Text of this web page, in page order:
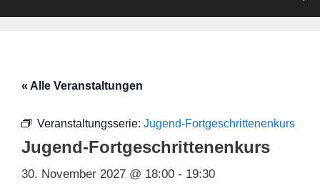
« Alle Veranstaltungen
Veranstaltungsserie: Jugend-Fortgeschrittenenkurs
Jugend-Fortgeschrittenenkurs
30. November 2027 @ 18:00 - 19:30